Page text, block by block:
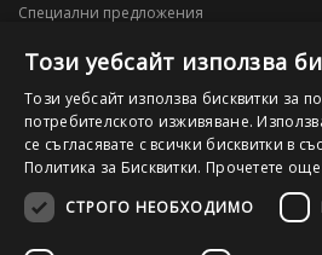
Специални предложения
Моят профил
Моят профил
История на поръчките
Желани продукти
Този уебсайт използва
Този уебсайт използва бисквитки за
потребителското изживяване.
се съгласявате с всички бисквитки в
Политика за Бисквитки. Прочетете още
СТРОГО НЕОБХОДИМО